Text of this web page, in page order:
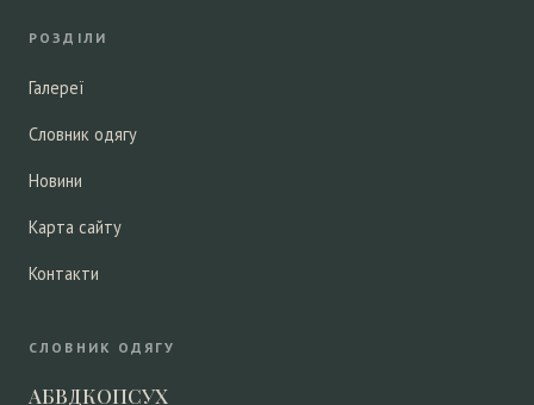
РОЗДІЛИ
Галереї
Словник одягу
Новини
Карта сайту
Контакти
СЛОВНИК ОДЯГУ
АБВДКОПСУХ